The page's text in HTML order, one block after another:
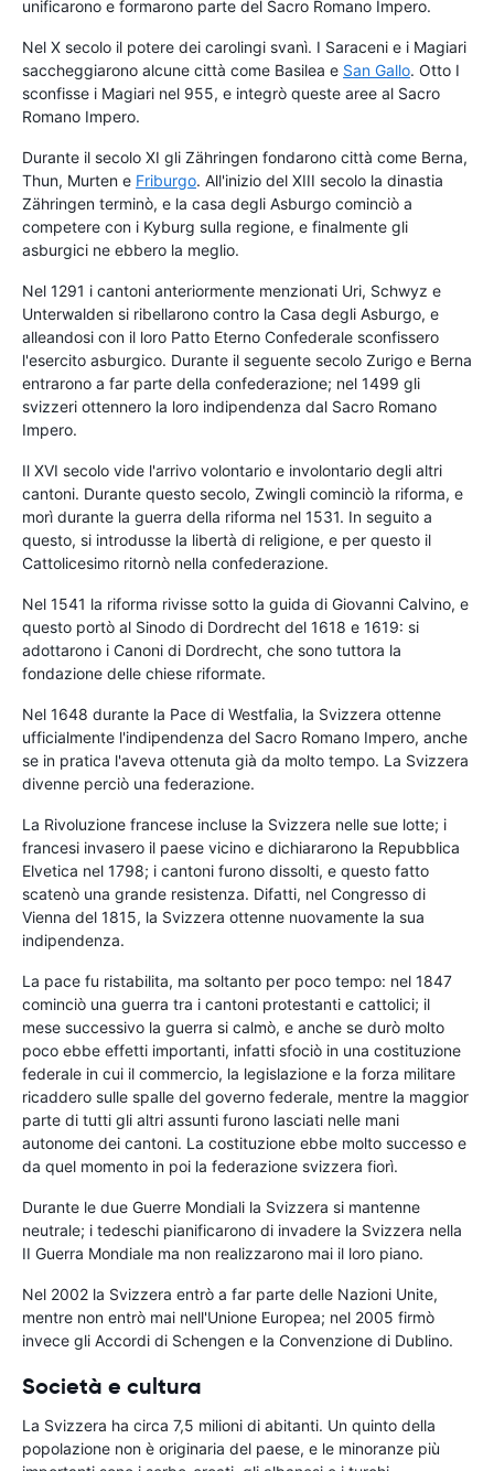
unificarono e formarono parte del Sacro Romano Impero.
Nel X secolo il potere dei carolingi svanì. I Saraceni e i Magiari
saccheggiarono alcune città come Basilea e San Gallo. Otto I
sconfisse i Magiari nel 955, e integrò queste aree al Sacro
Romano Impero.
Durante il secolo XI gli Zähringen fondarono città come Berna,
Thun, Murten e Friburgo. All'inizio del XIII secolo la dinastia
Zähringen terminò, e la casa degli Asburgo cominciò a
competere con i Kyburg sulla regione, e finalmente gli
asburgici ne ebbero la meglio.
Nel 1291 i cantoni anteriormente menzionati Uri, Schwyz e
Unterwalden si ribellarono contro la Casa degli Asburgo, e
alleandosi con il loro Patto Eterno Confederale sconfissero
l'esercito asburgico. Durante il seguente secolo Zurigo e Berna
entrarono a far parte della confederazione; nel 1499 gli
svizzeri ottennero la loro indipendenza dal Sacro Romano
Impero.
Il XVI secolo vide l'arrivo volontario e involontario degli altri
cantoni. Durante questo secolo, Zwingli cominciò la riforma, e
morì durante la guerra della riforma nel 1531. In seguito a
questo, si introdusse la libertà di religione, e per questo il
Cattolicesimo ritornò nella confederazione.
Nel 1541 la riforma rivisse sotto la guida di Giovanni Calvino, e
questo portò al Sinodo di Dordrecht del 1618 e 1619: si
adottarono i Canoni di Dordrecht, che sono tuttora la
fondazione delle chiese riformate.
Nel 1648 durante la Pace di Westfalia, la Svizzera ottenne
ufficialmente l'indipendenza del Sacro Romano Impero, anche
se in pratica l'aveva ottenuta già da molto tempo. La Svizzera
divenne perciò una federazione.
La Rivoluzione francese incluse la Svizzera nelle sue lotte; i
francesi invasero il paese vicino e dichiararono la Repubblica
Elvetica nel 1798; i cantoni furono dissolti, e questo fatto
scatenò una grande resistenza. Difatti, nel Congresso di
Vienna del 1815, la Svizzera ottenne nuovamente la sua
indipendenza.
La pace fu ristabilita, ma soltanto per poco tempo: nel 1847
cominciò una guerra tra i cantoni protestanti e cattolici; il
mese successivo la guerra si calmò, e anche se durò molto
poco ebbe effetti importanti, infatti sfociò in una costituzione
federale in cui il commercio, la legislazione e la forza militare
ricaddero sulle spalle del governo federale, mentre la maggior
parte di tutti gli altri assunti furono lasciati nelle mani
autonome dei cantoni. La costituzione ebbe molto successo e
da quel momento in poi la federazione svizzera fiorì.
Durante le due Guerre Mondiali la Svizzera si mantenne
neutrale; i tedeschi pianificarono di invadere la Svizzera nella
II Guerra Mondiale ma non realizzarono mai il loro piano.
Nel 2002 la Svizzera entrò a far parte delle Nazioni Unite,
mentre non entrò mai nell'Unione Europea; nel 2005 firmò
invece gli Accordi di Schengen e la Convenzione di Dublino.
Società e cultura
La Svizzera ha circa 7,5 milioni di abitanti. Un quinto della
popolazione non è originaria del paese, e le minoranze più